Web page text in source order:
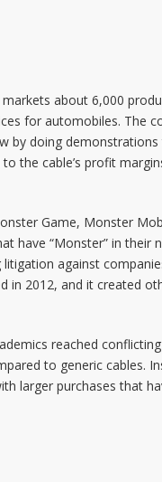
about 6,000
for automobiles. The
by doing
the cable’s profit
Game, Monster
have “Monster” in
against
in 2012, and it created
reached
to generic cables.
larger purchases that